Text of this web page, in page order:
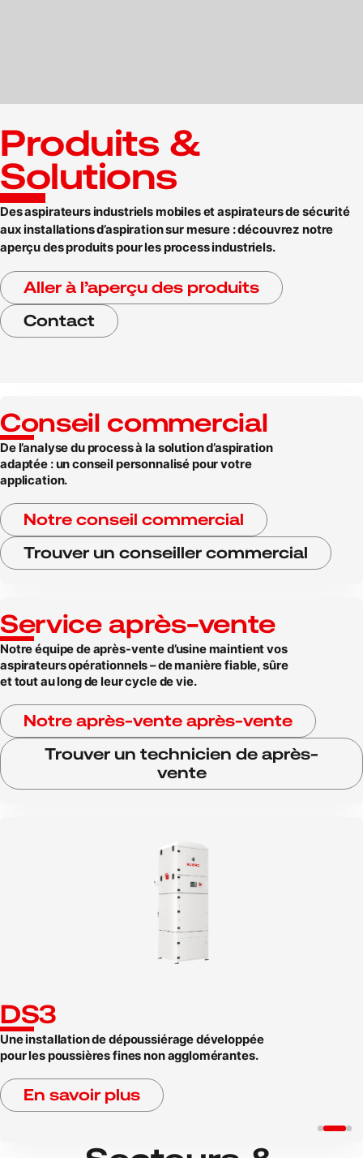
Produits &
Solutions
Des aspirateurs industriels mobiles et aspirateurs de sécurité
aux installations d’aspiration sur mesure : découvrez notre
aperçu des produits pour les process industriels.
Aller à l’aperçu des produits
Contact
Conseil commercial
De l’analyse du process à la solution d’aspiration
adaptée : un conseil personnalisé pour votre
application.
Notre conseil commercial
Trouver un conseiller commercial
Service après-vente
Notre équipe de après-vente d’usine maintient vos
aspirateurs opérationnels – de manière fiable, sûre
et tout au long de leur cycle de vie.
Notre après-vente après-vente
Trouver un technicien de après-
vente
DS3
Une installation de dépoussiérage développée
pour les poussières fines non agglomérantes.
En savoir plus